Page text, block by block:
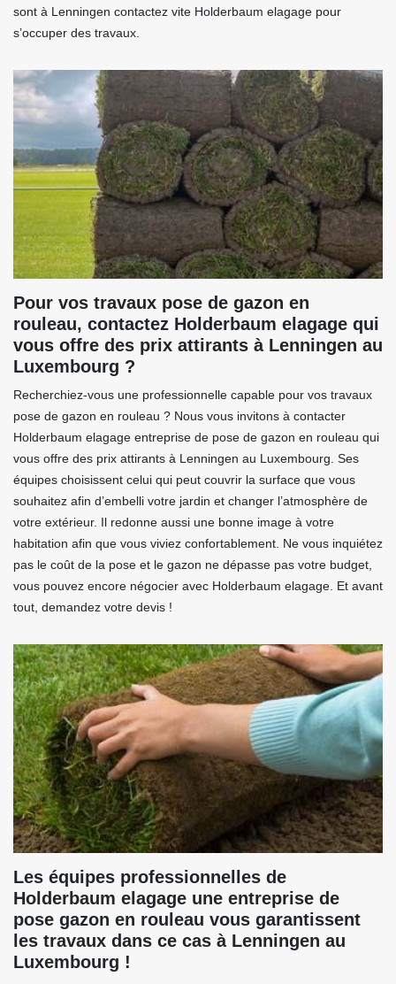
sont à Lenningen contactez vite Holderbaum elagage pour
s’occuper des travaux.
Pour vos travaux pose de gazon en
rouleau, contactez Holderbaum elagage qui
vous offre des prix attirants à Lenningen au
Luxembourg ?
Recherchiez-vous une professionnelle capable pour vos travaux
pose de gazon en rouleau ? Nous vous invitons à contacter
Holderbaum elagage entreprise de pose de gazon en rouleau qui
vous offre des prix attirants à Lenningen au Luxembourg. Ses
équipes choisissent celui qui peut couvrir la surface que vous
souhaitez afin d’embelli votre jardin et changer l’atmosphère de
votre extérieur. Il redonne aussi une bonne image à votre
habitation afin que vous viviez confortablement. Ne vous inquiétez
pas le coût de la pose et le gazon ne dépasse pas votre budget,
vous pouvez encore négocier avec Holderbaum elagage. Et avant
tout, demandez votre devis !
Les équipes professionnelles de
Holderbaum elagage une entreprise de
pose gazon en rouleau vous garantissent
les travaux dans ce cas à Lenningen au
Luxembourg !